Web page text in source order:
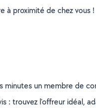
à proximité de chez vous !
minutes un membre de
: trouvez l'offreur idéal,